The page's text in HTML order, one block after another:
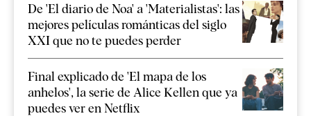
De 'El diario de Noa' a 'Materialistas': las
mejores películas románticas del siglo
XXI que no te puedes perder
Final explicado de 'El mapa de los
anhelos', la serie de Alice Kellen que ya
puedes ver en Netflix